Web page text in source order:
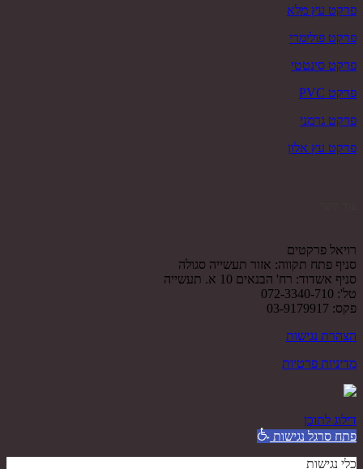
פרקט עץ מלא
פרקט פולימרי
פרקט סינטטי
פרקט PVC
פרקט גרמני
פרקט עץ אלון
רויאל פרקטים
סניף פתח תקווה: אזור תעשייה סגולה
סניף אשדוד: רח' הבנאים 10 א. תעשייה
טל': 072-3340-710
פקס: 03-9179917
הצהרת נגישות
מדיניות פרטיות
דילוג לתוכן
פתח סרגל נגישות
כלי נגישות